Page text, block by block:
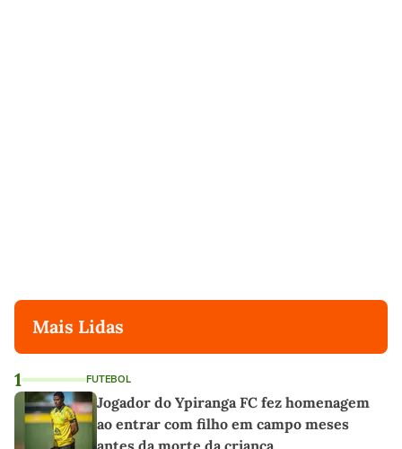
Mais Lidas
1 FUTEBOL
Jogador do Ypiranga FC fez homenagem
ao entrar com filho em campo meses
antes da morte da criança